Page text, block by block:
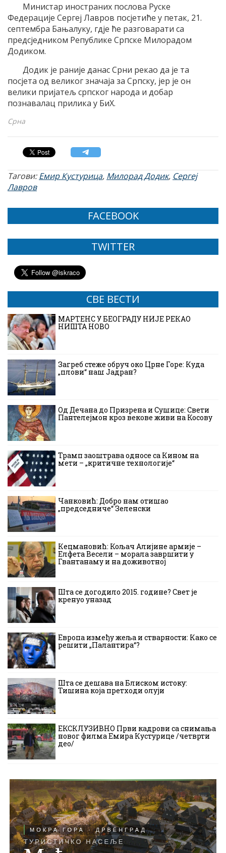
Министар иностраних послова Руске
Федерације Сергеј Лавров посјетиће у петак, 21.
септембра Бањалуку, гдје ће разговарати са
предсједником Републике Српске Милорадом
Додиком.
Додик је раније данас Срни рекао да је та
посјета од великог значаја за Српску, јер је он
велики пријатељ српског народа и добар
познавалац прилика у БиХ.
Срна
Тагови:Емир Кустурица, Милорад Додик, Сергеј
Лавров
FACEBOOK
TWITTER
СВЕ ВЕСТИ
МАРТЕНС У БЕОГРАДУ НИЈЕ РЕКАО
НИШТА НОВО
Загреб стеже обруч око Црне Горе: Куда
„плови“ наш Јадран?
Од Дечана до Призрена и Сушице: Свети
Пантелејмон кроз векове живи на Косову
Трамп заоштрава односе са Кином на
мети – „критичне технологије“
Чанковић: Добро нам отишао
„председниче“ Зеленски
Кецмановић: Кољач Алијине армије –
Елфета Весели – морала завршити у
Гвантанаму и на доживотној
Шта се догодило 2015. године? Свет је
кренуо уназад
Европа између жеља и стварности: Како се
решити „Палантира“?
Шта се дешава на Блиском истоку:
Тишина која претходи олуји
ЕКСКЛУЗИВНО Први кадрови са снимања
новог филма Емира Кустурице /четврти
део/